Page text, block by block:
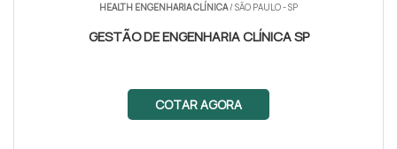
HEALTH ENGENHARIA CLÍNICA/ SÃO PAULO - SP
GESTÃO DE ENGENHARIA CLÍNICA SP
COTAR AGORA